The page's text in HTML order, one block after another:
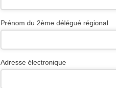
Prénom du 2ème délégué régional
Adresse électronique